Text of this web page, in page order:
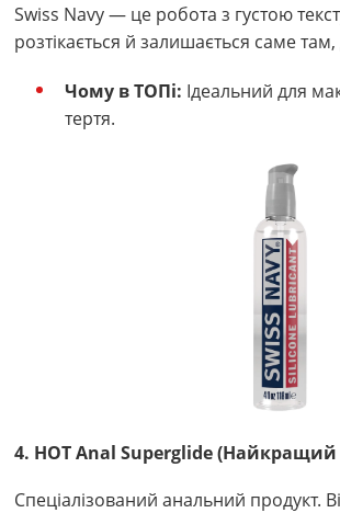
Swiss Navy — це робота з густою
розтікається й залишається саме
Чому в ТОПі: Ідеальний для
тертя.
4. HOT Anal Superglide
Спеціалізований анальний продукт.